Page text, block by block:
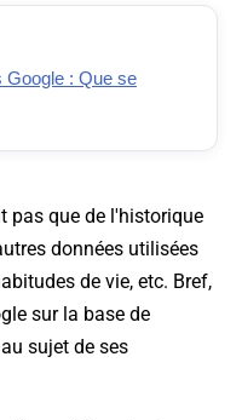
Google : Que se
pas que de l'historique
données utilisées
de vie, etc. Bref,
sur la base de
sujet de ses